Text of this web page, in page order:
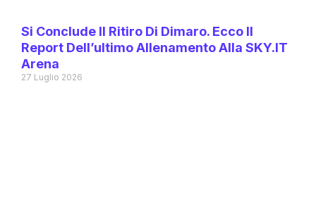
Si Conclude Il Ritiro Di Dimaro. Ecco Il
Report Dell’ultimo Allenamento Alla SKY.IT
Arena
27 Luglio 2026